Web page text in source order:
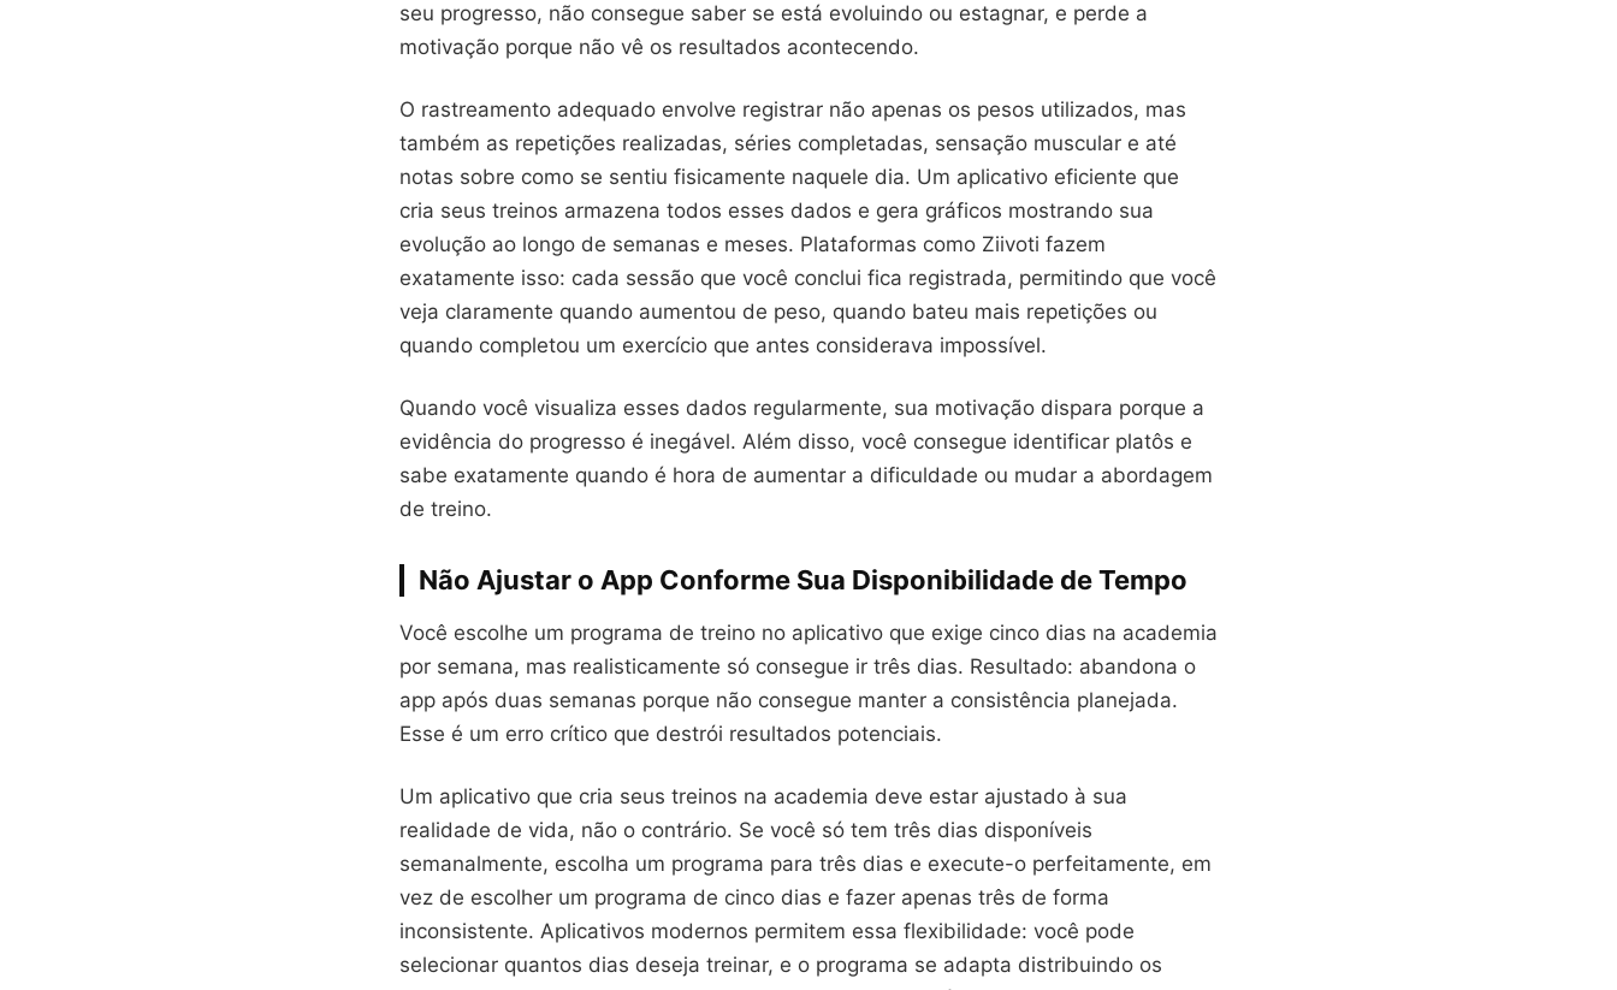
seu progresso, não consegue saber se está evoluindo ou estagnar, e perde a
motivação porque não vê os resultados acontecendo.
O rastreamento adequado envolve registrar não apenas os pesos utilizados, mas
também as repetições realizadas, séries completadas, sensação muscular e até
notas sobre como se sentiu fisicamente naquele dia. Um aplicativo eficiente que
cria seus treinos armazena todos esses dados e gera gráficos mostrando sua
evolução ao longo de semanas e meses. Plataformas como Ziivoti fazem
exatamente isso: cada sessão que você conclui fica registrada, permitindo que você
veja claramente quando aumentou de peso, quando bateu mais repetições ou
quando completou um exercício que antes considerava impossível.
Quando você visualiza esses dados regularmente, sua motivação dispara porque a
evidência do progresso é inegável. Além disso, você consegue identificar platôs e
sabe exatamente quando é hora de aumentar a dificuldade ou mudar a abordagem
de treino.
Não Ajustar o App Conforme Sua Disponibilidade de Tempo
Você escolhe um programa de treino no aplicativo que exige cinco dias na academia
por semana, mas realisticamente só consegue ir três dias. Resultado: abandona o
app após duas semanas porque não consegue manter a consistência planejada.
Esse é um erro crítico que destrói resultados potenciais.
Um aplicativo que cria seus treinos na academia deve estar ajustado à sua
realidade de vida, não o contrário. Se você só tem três dias disponíveis
semanalmente, escolha um programa para três dias e execute-o perfeitamente, em
vez de escolher um programa de cinco dias e fazer apenas três de forma
inconsistente. Aplicativos modernos permitem essa flexibilidade: você pode
selecionar quantos dias deseja treinar, e o programa se adapta distribuindo os